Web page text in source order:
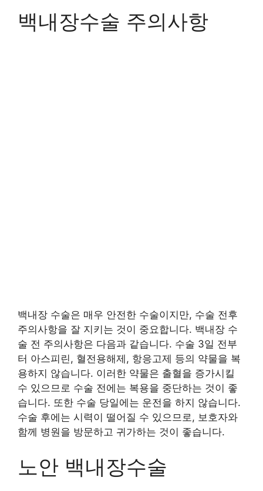
백내장수술 주의사항
백내장 수술은 매우 안전한 수술이지만, 수술 전후
주의사항을 잘 지키는 것이 중요합니다. 백내장 수
술 전 주의사항은 다음과 같습니다. 수술 3일 전부
터 아스피린, 혈전용해제, 항응고제 등의 약물을 복
용하지 않습니다. 이러한 약물은 출혈을 증가시킬
수 있으므로 수술 전에는 복용을 중단하는 것이 좋
습니다. 또한 수술 당일에는 운전을 하지 않습니다.
수술 후에는 시력이 떨어질 수 있으므로, 보호자와
함께 병원을 방문하고 귀가하는 것이 좋습니다.
노안 백내장수술